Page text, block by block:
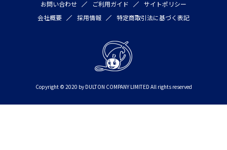
お問い合わせ ご利用ガイド
サイトポリシー
会社概要
採用情報 特定商取引法に基づく表記
Copyright © 2020 by DULTON COMPANY LIMITED All rights reserved